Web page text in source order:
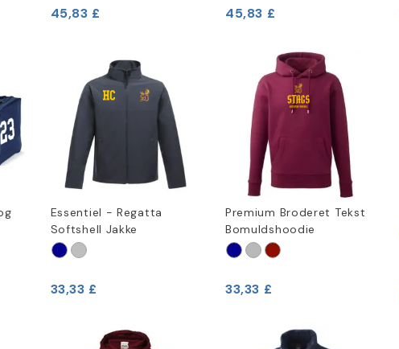
45,83 £ 45,83 £
Essentiel - Regatta
Softshell Jakke
33,33 £
Premium Broderet Tekst
Bomuldshoodie
33,33 £